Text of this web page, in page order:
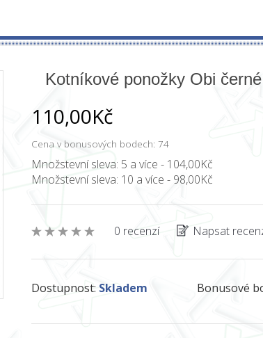
Kotníkové ponožky Obi černé
110,00Kč
Cena v bonusových bodech: 74
Množstevní sleva: 5 a více - 104,00Kč
Množstevní sleva: 10 a více - 98,00Kč
0 recenzí Napsat
Dostupnost: Skladem Bonusové